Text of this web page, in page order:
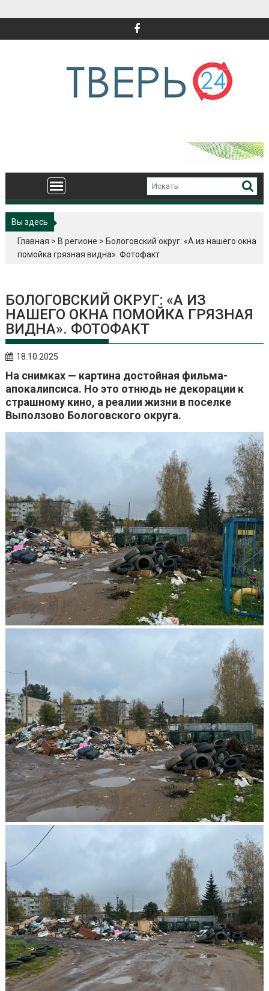
Вы здесь
Главная > В регионе > Бологовский округ: «А из нашего окна
помойка грязная видна». Фотофакт
БОЛОГОВСКИЙ ОКРУГ: «А ИЗ
НАШЕГО ОКНА ПОМОЙКА ГРЯЗНАЯ
ВИДНА». ФОТОФАКТ
18.10.2025
На снимках — картина достойная фильма-
апокалипсиса. Но это отнюдь не декорации к
страшному кино, а реалии жизни в поселке
Выползово Бологовского округа.